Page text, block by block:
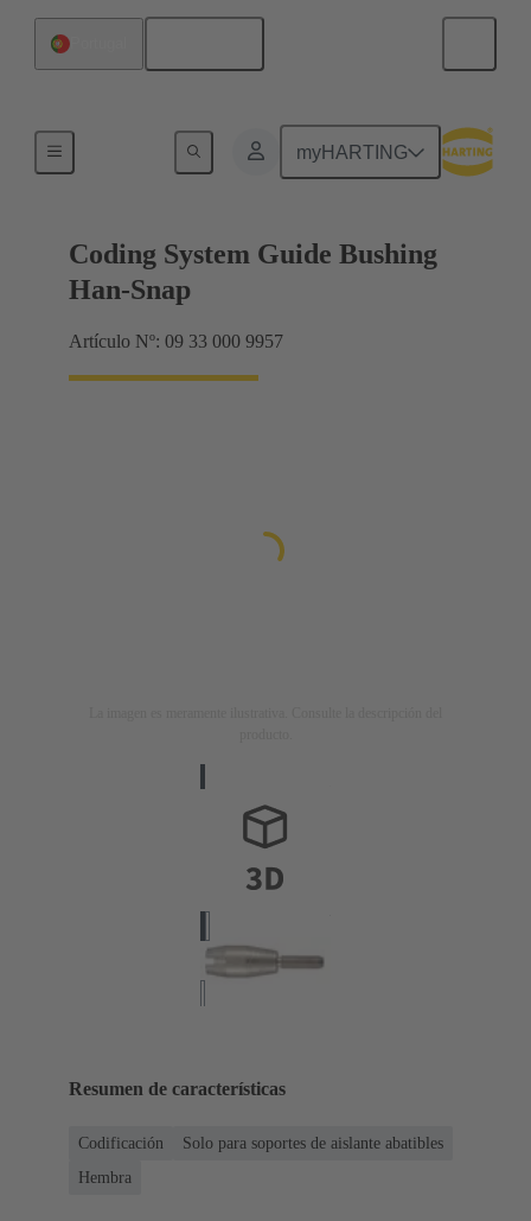
myHARTING
Coding System Guide Bushing
Han-Snap
Artículo Nº: 09 33 000 9957
Resumen de características
Codificación
Solo para soportes de aislante abatibles
Hembra